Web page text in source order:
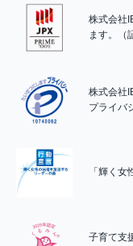
株式会社
ます。（
株式会社
プライバ
「輝く
子育て支